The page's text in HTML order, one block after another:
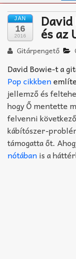
Zeneiskolák
Zeneszerzés alapjai
Akkord-kotta
TABok
Improvizáció
JAN
16
2016
David
és az
Gitárpengető
David Bowie-t a
Pop cikkben
jellemző és
hogy Ő mentette
felvenni
kábítószer-
támogatta őt.
nótábanis a